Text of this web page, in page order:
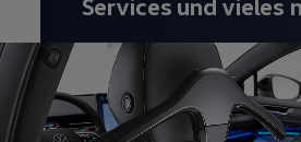
Familie
Elektromobilität
Volkswagen R
Pannen- und Unfallhilfe
Volkswagen
Services und vieles